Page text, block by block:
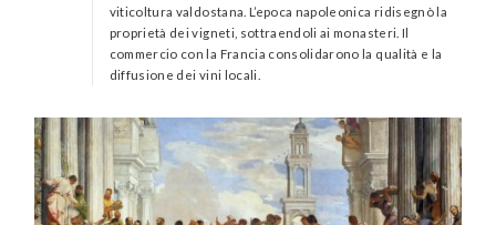
viticoltura valdostana. L’epoca napoleonica ridisegnò la
proprietà dei vigneti, sottraendoli ai monasteri. Il
commercio con la Francia consolidarono la qualità e la
diffusione dei vini locali.